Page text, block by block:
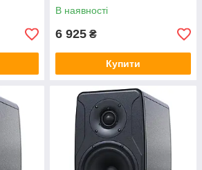
В наявності
6 925 ₴
Купити